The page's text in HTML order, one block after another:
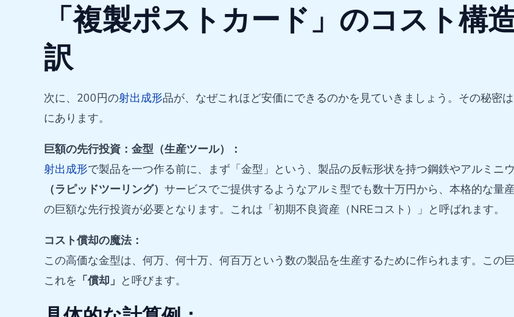
「複製ポストカード」のコスト構
訳
次に、200円の射出成形品が、なぜこれほど安価にできるのかを見ていきましょう。その秘密は
にあります。
巨額の先行投資：金型（生産ツール）：
射出成形で製品を一つ作る前に、まず「金型」という、製品の反転形状を持つ鋼鉄やアルミニ
（ラピッドツーリング） サービスでご提供するようなアルミ型でも数十万円から、本格的な量
の巨額な先行投資が必要となります。これは「初期不良資産（NREコスト）」と呼ばれます。
コスト償却の魔法：
この高価な金型は、何万、何十万、何百万という数の製品を生産するために作られます。この
これを 「償却」 と呼びます。